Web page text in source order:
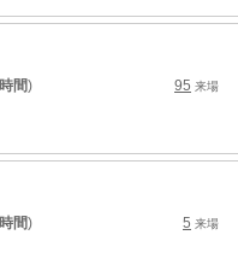
間) 95 来場
間) 5 来場